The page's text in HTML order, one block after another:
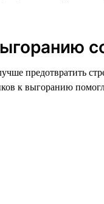
предотвратить
к выгоранию